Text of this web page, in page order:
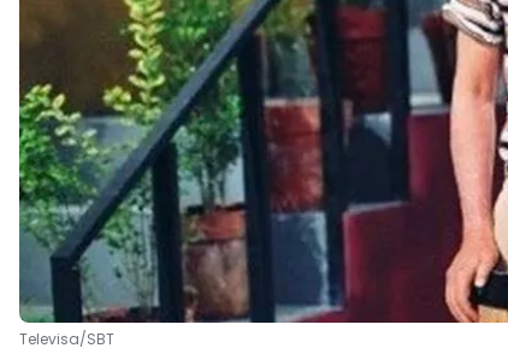
Televisa/SBT